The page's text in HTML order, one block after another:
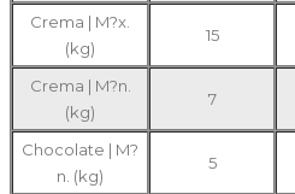
Crema | M?x.
(kg)
15
Crema | M?n.
(kg)
7
Chocolate | M?
n. (kg)
5